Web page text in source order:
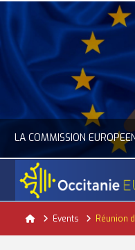
ACTUALITÉ DE L'UNION EUROPÉENNE, ACTUALITÉ
HomeEvents Réunion